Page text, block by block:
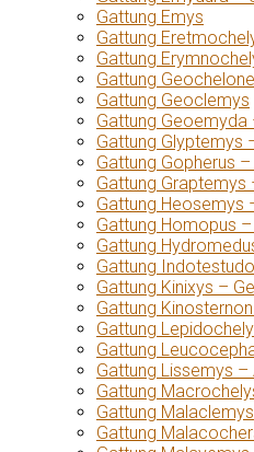
Gattung Emys
Gattung
Gattung
Gattung Geochelone
Gattung Geoclemys
Gattung
Gattung Glyptemys
Gattung Gopherus
Gattung
Gattung Heosemys
Gattung Homopus
Gattung
Gattung
Gattung Kinixys –
Gattung
Gattung
Gattung
Gattung Lissemys
Gattung
Gattung Malaclemys
Gattung